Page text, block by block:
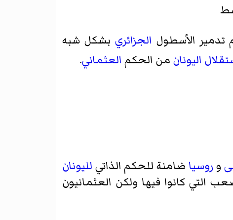
تدمير الأسطول الجزائري بشكل شبه
اليونان من الحكم العثماني.
و روسيا ضامنة للحكم الذاتي لليونان
التي كانوا فيها ولكن العثمانيون